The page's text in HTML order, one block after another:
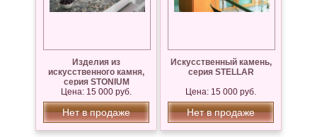
Изделия из
искусственного камня,
серия STONIUM
Цена: 15 000 руб.
Нет в продаже
Искусственный камень,
серия STELLAR
Цена: 15 000 руб.
Нет в продаже